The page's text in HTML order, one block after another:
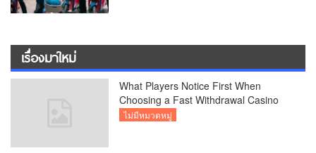
เรื่องมาใหม่
What Players Notice First When
Choosing a Fast Withdrawal Casino
UK
ไม่มีหมวดหมู่